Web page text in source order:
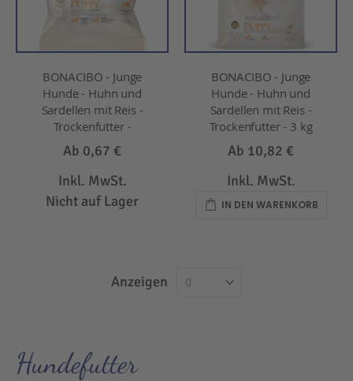
BONACIBO - Junge
Hunde - Huhn und
Sardellen mit Reis -
Trockenfutter -
Ab 0,67 €
Inkl. MwSt.
Nicht auf Lager
BONACIBO - Junge
Hunde - Huhn und
Sardellen mit Reis -
Trockenfutter - 3 kg
Ab 10,82 €
Inkl. MwSt.
IN DEN WARENKORB
Anzeigen
Hundefutter